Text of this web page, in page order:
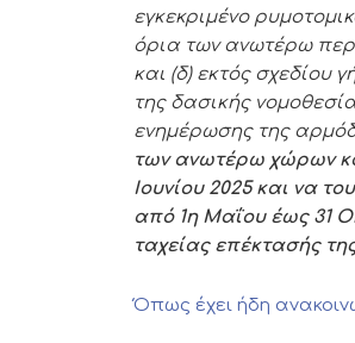
εγκεκριμένο
όρια των ανωτέρω
και (δ) εκτός σχεδίου
της δασικής
ενημέρωσης της
των ανωτέρω χώρων
Ιουνίου 2025 και να
από 1η Μαΐου έως 31
ταχείας επέκτασής
Όπως έχει ήδη